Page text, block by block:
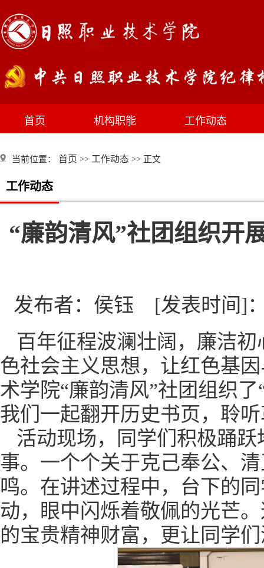
首页 机构职能 工作动态
当前位置： 首页 >> 工作动态 >> 正文
工作动态
“廉韵清风”社团组织开
发布者：侯钰
[发表时间]
百年征程波澜壮阔，廉洁
色社会主义思想，让红色基
术学院“廉韵清风”社团组织
我们一起翻开历史书页，聆
活动现场，同学们积极踊
事。一个个关于克己奉公、
鸣。在讲述过程中，台下的
动，眼中闪烁着敬佩的光芒
的宝贵精神财富，更让同学